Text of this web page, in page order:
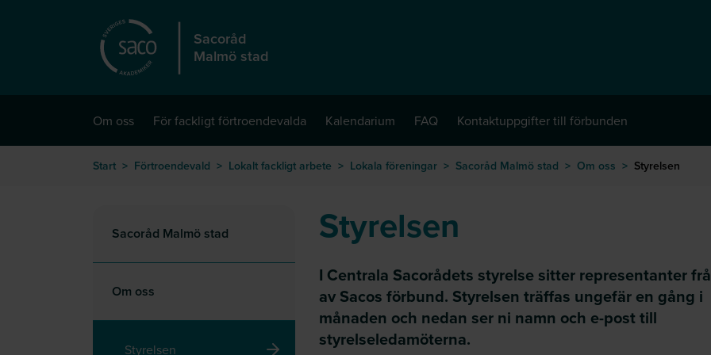
Sacoråd
Malmö stad
Om oss För fackligt förtroendevalda Kalendarium FAQ
Kontaktuppgifter till förbunden
Start > Förtroendevald > Lokalt fackligt arbete > Lokala föreningar > Sacoråd Malmö stad > Om oss > Styrelsen
Sacoråd Malmö stad
Om oss
Styrelsen
Styrelsen
I Centrala Sacorådets styrelse sitter representanter
av Sacos förbund. Styrelsen träffas ungefär en gång i
månaden och nedan ser ni namn och e-post till
styrelseledamöterna.